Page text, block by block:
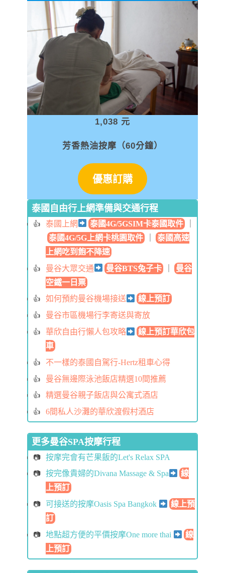
1,038 元
芳香熱油按摩（60分鐘）
優惠訂購
泰國自由行上網準備與交通行程
泰國上網 泰國4G/5GSIM卡泰國取件
泰國4G/5G上網卡桃園取件
泰國高速
上網吃到飽不降速
曼谷大眾交通
曼谷BTS兔子卡
曼谷
空鐵一日票
如何預約曼谷機場接送
線上預訂
曼谷市區機場行李寄送與寄放
華欣自由行懶人包攻略
線上預訂華欣包
車
不一樣的泰國自駕行-Hertz租車心得
曼谷無邊際泳池飯店精選10間推薦
精選曼谷親子飯店與公寓式酒店
6間私人沙灘的華欣渡假村酒店
更多曼谷SPA按摩行程
按摩完會有芒果飯的Let's Relax SPA
按完像貴婦的Divana Massage & Spa
線
上預訂
可接送的按摩Oasis Spa Bangkok
線上預
訂
地點超方便的平價按摩One more thai
線
上預訂